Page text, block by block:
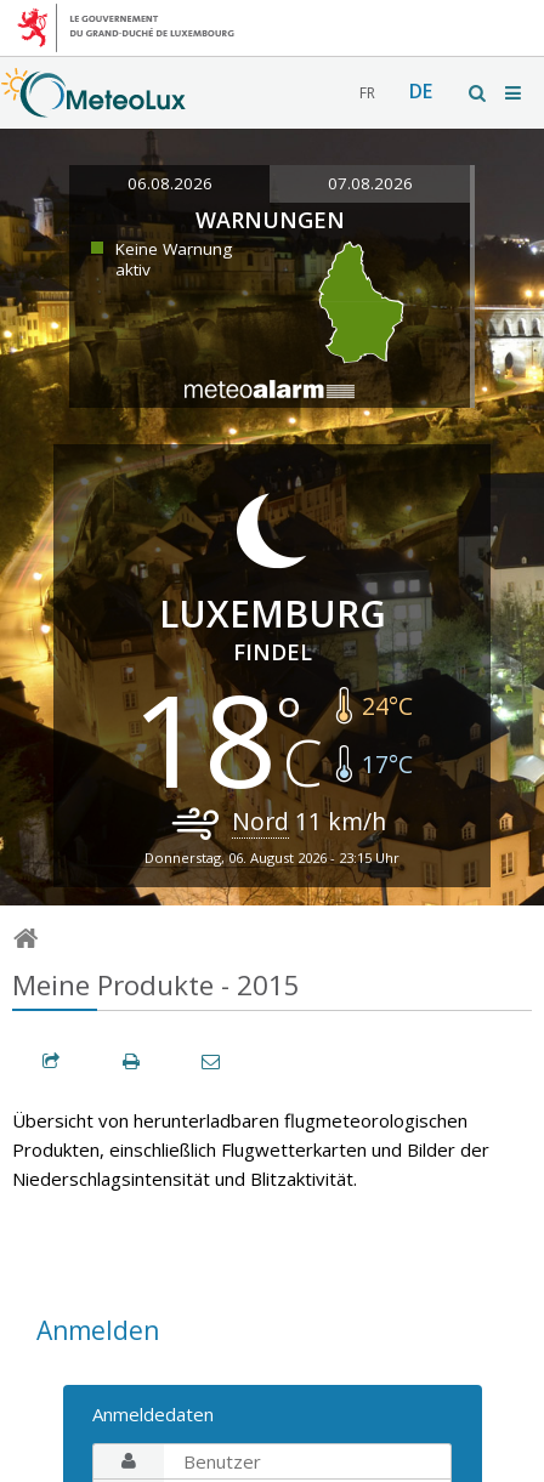
FR DE
06.08.2026 07.08.2026
WARNUNGEN
Keine Warnung
aktiv
LUXEMBURG
FINDEL
18 24°C
17°C
Nord 11km/h
Donnerstag, 06. August 2026 - 23:15 Uhr
Meine Produkte - 2015
Übersicht von herunterladbaren flugmeteorologischen
Produkten, einschließlich Flugwetterkarten und Bilder der
Niederschlagsintensität und Blitzaktivität.
Anmelden
Anmeldedaten